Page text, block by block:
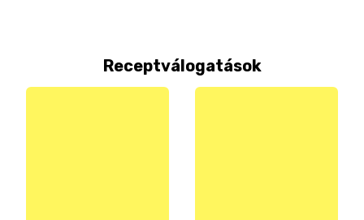
Receptválogatások